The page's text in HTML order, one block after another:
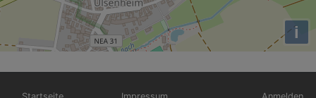
i
Hauptnavigation Fußbereichsmenü